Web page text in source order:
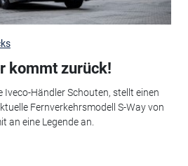
kommt zurück!
Iveco-Händler Schouten, stellt einen
Fernverkehrsmodell S-Way von
an eine Legende an.